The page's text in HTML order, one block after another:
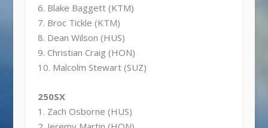
6. Blake Baggett (KTM)
7. Broc Tickle (KTM)
8. Dean Wilson (HUS)
9. Christian Craig (HON)
10. Malcolm Stewart (SUZ)
250SX
1. Zach Osborne (HUS)